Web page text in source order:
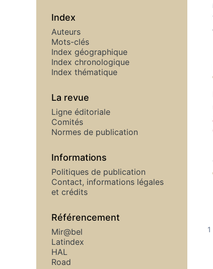
Index
Auteurs
Mots-clés
Index géographique
Index chronologique
Index thématique
La revue
Ligne éditoriale
Comités
Normes de publication
Informations
Politiques de publication
Contact, informations légales
et crédits
Référencement
Mir@bel
Latindex
HAL
Road